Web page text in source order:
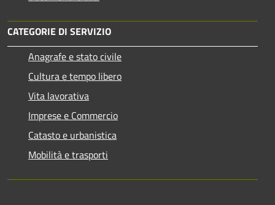
CATEGORIE DI SERVIZIO
Anagrafe e stato civile
Cultura e tempo libero
Vita lavorativa
Imprese e Commercio
Catasto e urbanistica
Mobilità e trasporti